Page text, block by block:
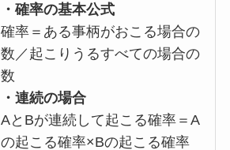
・確率の基本公式
確率＝ある事柄がおこる場合の
数／起こりうるすべての場合の
数
・連続の場合
AとBが連続して起こる確率＝A
の起こる確率×Bの起こる確率